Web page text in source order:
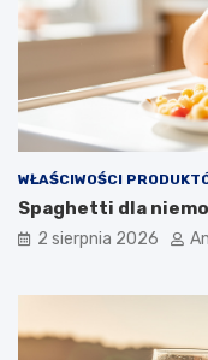
WŁAŚCIWOŚCI
Spaghetti dla
2 sierpnia 2026